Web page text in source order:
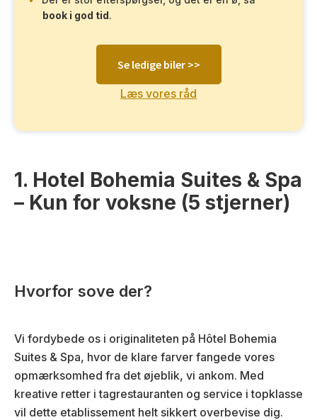
book i god tid.
Se ledige biler >>
Læs vores råd
1. Hotel Bohemia Suites & Spa
– Kun for voksne (5 stjerner)
Hvorfor sove der?
Vi fordybede os i originaliteten på Hôtel Bohemia
Suites & Spa, hvor de klare farver fangede vores
opmærksomhed fra det øjeblik, vi ankom. Med
kreative retter i tagrestauranten og service i topklasse
vil dette etablissement helt sikkert overbevise dig.